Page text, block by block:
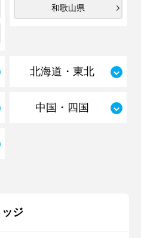
和歌山県
北海道・東北
中国・四国
ジ